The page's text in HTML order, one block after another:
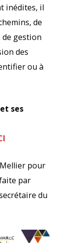
inédites, il
de
de gestion
des
ou à
ses
pour
par
du